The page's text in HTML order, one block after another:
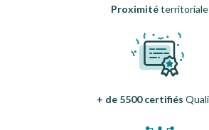
+ de 5500 certifiés
Proximitéterritoriale